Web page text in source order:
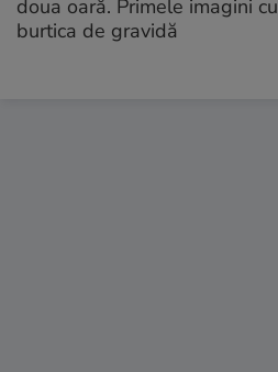
doua oară. Primele imagini cu
burtica de gravidă